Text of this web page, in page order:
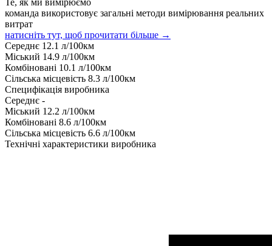
команда використовує загальні методи вимірювання реальних
витрат
натисніть тут, щоб прочитати більше →
Середнє 12.1 л/100км
Міський 14.9 л/100км
Комбіновані 10.1 л/100км
Сільська місцевість 8.3 л/100км
Специфікація виробника
Середнє -
Міський 12.2 л/100км
Комбіновані 8.6 л/100км
Сільська місцевість 6.6 л/100км
Технічні характеристики виробника